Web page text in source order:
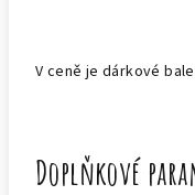
V ceně je dárkové
Doplňkové